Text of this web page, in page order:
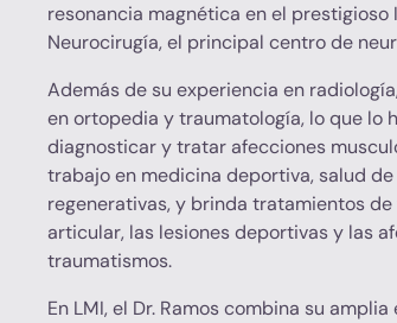
resonancia magnética en el
Neurocirugía, el principal centro de
Además de su experiencia en
en ortopedia y traumatología, lo que lo
diagnosticar y tratar afecciones
trabajo en medicina deportiva, salud
regenerativas, y brinda tratamientos
articular, las lesiones deportivas y las
traumatismos.
En LMI, el Dr. Ramos combina su